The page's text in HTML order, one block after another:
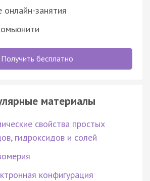
онлайн-занятия
Получить бесплатно
материалы
свойства простых
гидроксидов и солей
конфигурация